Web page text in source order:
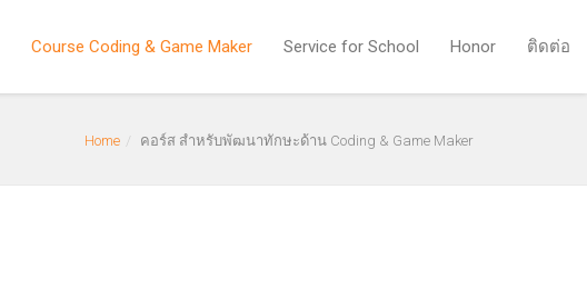
Course Coding & Game Maker Service for School Honor ติดต่อ
Home คอร์ส สำหรับพัฒนาทักษะด้าน Coding & Game Maker